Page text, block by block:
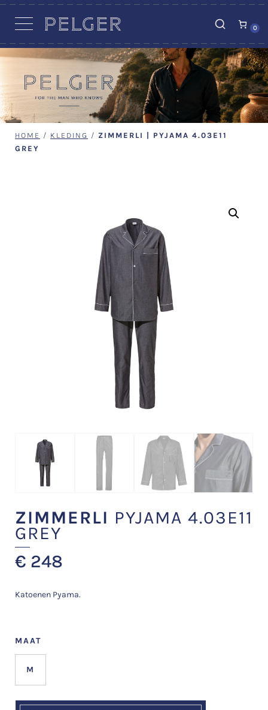
0
HOME / KLEDING / ZIMMERLI | PYJAMA 4.03E11
GREY
ZIMMERLI PYJAMA 4.03E11
GREY
€ 248
Katoenen Pyama.
MAAT
M